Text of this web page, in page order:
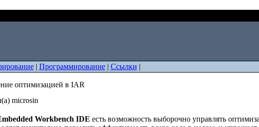
| Программирование| Ссылки |
оптимизацией в IAR
microsin
Workbench IDE есть возможность выборочно управлять